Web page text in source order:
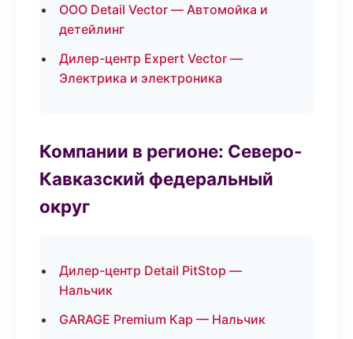
ООО Detail Vector — Автомойка и
детейлинг
Дилер-центр Expert Vector —
Электрика и электроника
Компании в регионе: Северо-
Кавказский федеральный
округ
Дилер-центр Detail PitStop —
Нальчик
GARAGE Premium Кар — Нальчик